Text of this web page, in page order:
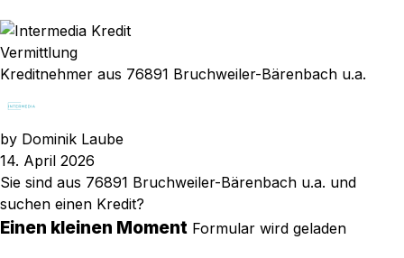
Vermittlung
Kreditnehmer aus 76891 Bruchweiler-Bärenbach u.a.
by Dominik Laube
14. April 2026
Sie sind aus 76891 Bruchweiler-Bärenbach u.a. und
suchen einen Kredit?
Einen kleinen Moment Formular wird geladen